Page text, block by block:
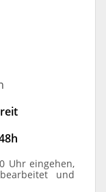
Uhr eingehen,
und